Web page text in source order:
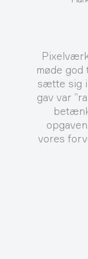
møde god
sætte sig
gav var
vores